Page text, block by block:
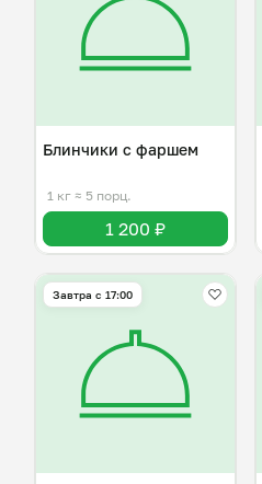
Блинчики с фаршем
1 кг ≈ 5 порц.
1 200 ₽
Завтра c 17:00